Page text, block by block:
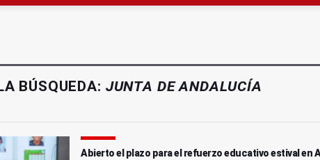
BÚSQUEDA: JUNTA DE ANDALUCÍA
Abierto el plazo para el refuerzo educativo estival en